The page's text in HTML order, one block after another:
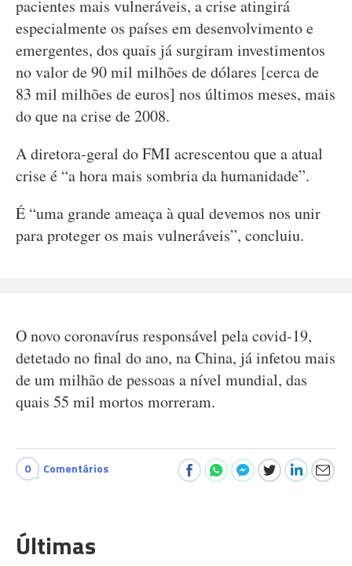
pacientes mais vulneráveis, a crise atingirá
especialmente os países em desenvolvimento e
emergentes, dos quais já surgiram investimentos
no valor de 90 mil milhões de dólares [cerca de
83 mil milhões de euros] nos últimos meses, mais
do que na crise de 2008.
A diretora-geral do FMI acrescentou que a atual
crise é “a hora mais sombria da humanidade”.
É “uma grande ameaça à qual devemos nos unir
para proteger os mais vulneráveis”, concluiu.
O novo coronavírus responsável pela covid-19,
detetado no final do ano, na China, já infetou mais
de um milhão de pessoas a nível mundial, das
quais 55 mil mortos morreram.
0 Comentários
Últimas